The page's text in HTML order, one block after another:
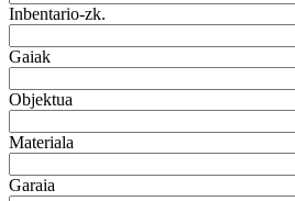
Inbentario-zk.
Gaiak
Objektua
Materiala
Garaia